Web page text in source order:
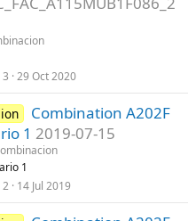
3 29 Oct 2020
Combination A202F
1 2019-07-15
1
2 14 Jul 2019